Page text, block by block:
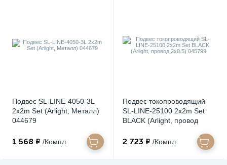
Подвес SL-LINE-4050-3L
2x2m Set (Arlight, Металл)
044679
1 568 ₽ /Компл
Подвес токопроводящий
SL-LINE-25100 2x2m Set
BLACK (Arlight, провод
2 723 ₽ /Компл